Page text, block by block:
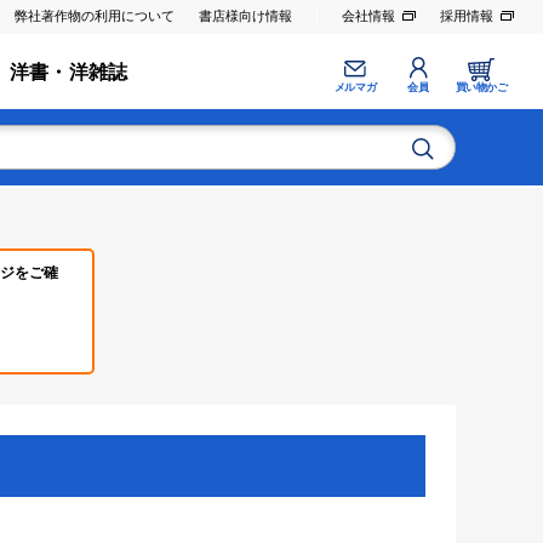
弊社著作物の利用について 書店様向け情報 会社情報 採用情報
洋書・洋雑誌
メルマガ 会員 買い物かご
をご確